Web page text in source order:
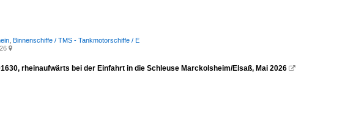
Binnenschiffe / TMS - Tankmotorschiffe / E

rheinaufwärts bei der Einfahrt in die Schleuse Marckolsheim/Elsaß, Mai 2026 